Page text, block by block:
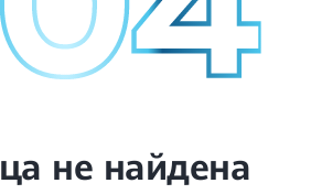
не найдена